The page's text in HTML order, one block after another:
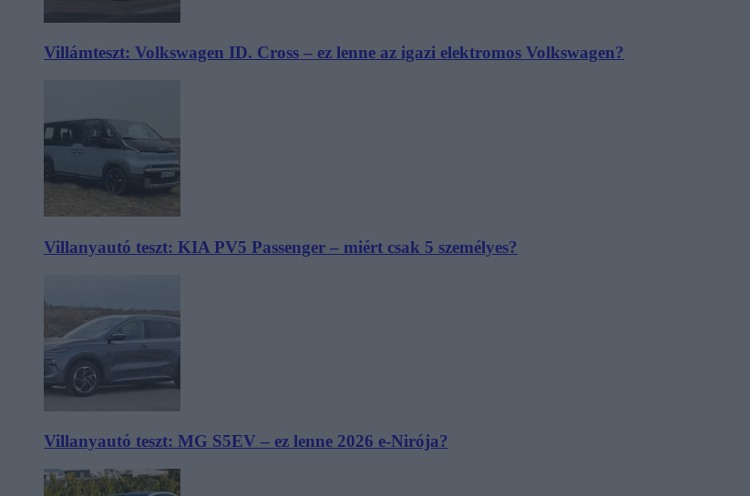
Villámteszt: Volkswagen ID. Cross – ez lenne az igazi elektromos Volkswagen?
Villanyautó teszt: KIA PV5 Passenger – miért csak 5 személyes?
Villanyautó teszt: MG S5EV – ez lenne 2026 e-Nirója?